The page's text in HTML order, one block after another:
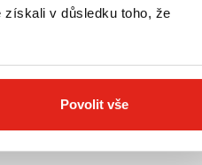
v důsledku toho, že
Povolit vše